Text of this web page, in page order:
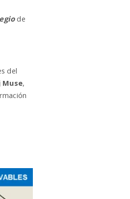
de
del
Muse,